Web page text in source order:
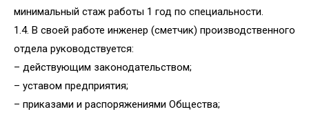
минимальный стаж работы 1 год по специальности.
1.4. В своей работе инженер (сметчик) производственного
отдела руководствуется:
– действующим законодательством;
– уставом предприятия;
– приказами и распоряжениями Общества;